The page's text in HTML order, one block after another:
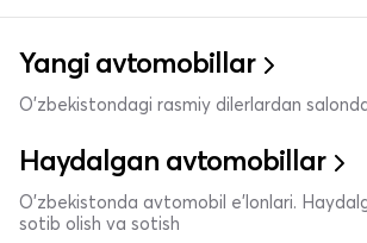
Yangi avtomobillar
O'zbekistondagi rasmiy dilerlardan
Haydalgan avtomobillar
O'zbekistonda avtomobil e’lonlari.
sotib olish va sotish